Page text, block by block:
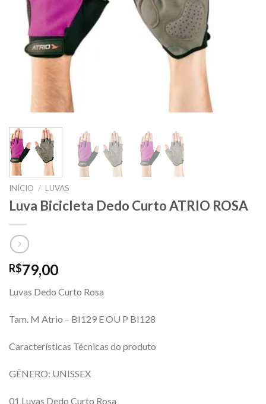
INÍCIO / LUVAS
Luva Bicicleta Dedo Curto ATRIO ROSA
R$79,00
Luvas Dedo Curto Rosa
Tam. M Atrio – BI129 E OU P BI128
Características Técnicas do produto
GÊNERO: UNISSEX
01 Luvas Dedo Curto Rosa